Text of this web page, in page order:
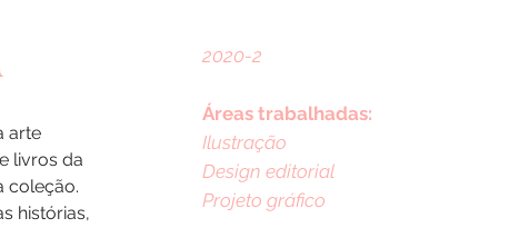
arte
livros da
coleção.
histórias,
2020-2
Áreas trabalhadas:
Ilustração
Design editorial
Projeto gráfico